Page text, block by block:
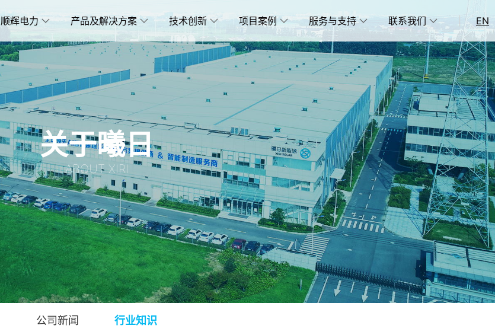
顺辉电力 产品及解决方案 技术创新 项目案例 服务与支持 联系我们 EN
关于曦日
ABOUT XIRI
公司新闻 行业知识